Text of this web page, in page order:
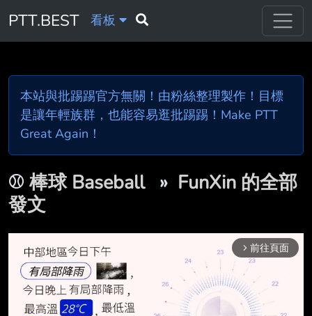
PTT.BEST 看板
本站與批踢踢官方無關！由粉絲整理製作！目標
是讓年輕族群，也能容易逛批踢踢！Make PTT
Great Again！
⚾ 棒球 Baseball » FunXin 的全部
發文
arrow_forward_ios 前往頁面